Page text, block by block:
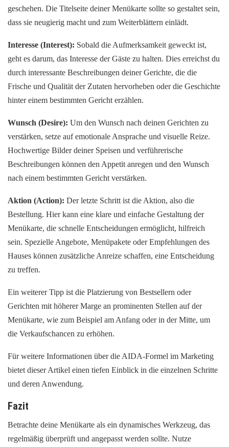
geschehen. Die Titelseite deiner Menükarte sollte so gestaltet sein,
dass sie neugierig macht und zum Weiterblättern einlädt.
Interesse (Interest): Sobald die Aufmerksamkeit geweckt ist,
geht es darum, das Interesse der Gäste zu halten. Dies erreichst du
durch interessante Beschreibungen deiner Gerichte, die die
Frische und Qualität der Zutaten hervorheben oder die Geschichte
hinter einem bestimmten Gericht erzählen.
Wunsch (Desire): Um den Wunsch nach deinen Gerichten zu
verstärken, setze auf emotionale Ansprache und visuelle Reize.
Hochwertige Bilder deiner Speisen und verführerische
Beschreibungen können den Appetit anregen und den Wunsch
nach einem bestimmten Gericht verstärken.
Aktion (Action): Der letzte Schritt ist die Aktion, also die
Bestellung. Hier kann eine klare und einfache Gestaltung der
Menükarte, die schnelle Entscheidungen ermöglicht, hilfreich
sein. Spezielle Angebote, Menüpakete oder Empfehlungen des
Hauses können zusätzliche Anreize schaffen, eine Entscheidung
zu treffen.
Ein weiterer Tipp ist die Platzierung von Bestsellern oder
Gerichten mit höherer Marge an prominenten Stellen auf der
Menükarte, wie zum Beispiel am Anfang oder in der Mitte, um
die Verkaufschancen zu erhöhen.
Für weitere Informationen über die AIDA-Formel im Marketing
bietet dieser Artikel einen tiefen Einblick in die einzelnen Schritte
und deren Anwendung.
Fazit
Betrachte deine Menükarte als ein dynamisches Werkzeug, das
regelmäßig überprüft und angepasst werden sollte. Nutze